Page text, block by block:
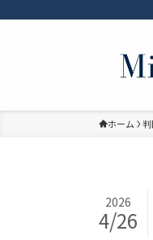
ホーム
2026
4/26